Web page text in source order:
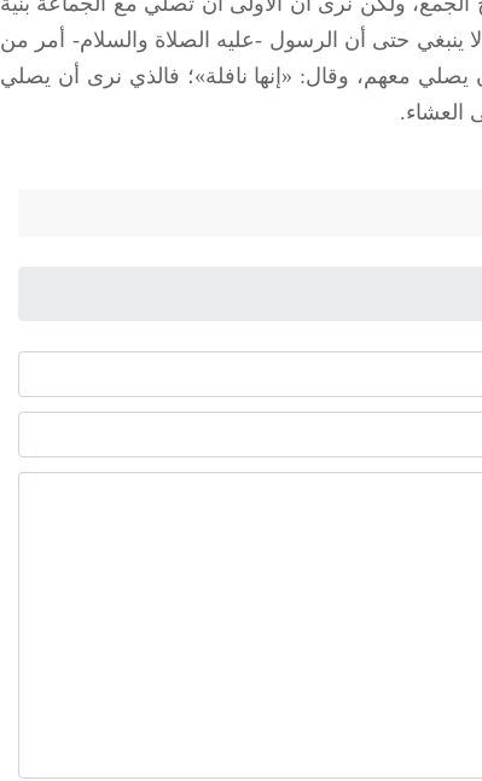
ينبغي حتى أن الرسول -عليه الصلاة والسلام- أمر من
معهم، وقال: «إنها نافلة»؛ فالذي نرى أن يصلي
العشاء.